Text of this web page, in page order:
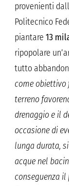
provenienti
Politecnico
piantare 13
ripopolare
tutto
come
terreno
drenaggio e il
occasione di
lunga durata,
acque nel
conseguenza